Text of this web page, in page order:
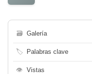
🗃 Galería
🏷 Palabras clave
👁 Vistas